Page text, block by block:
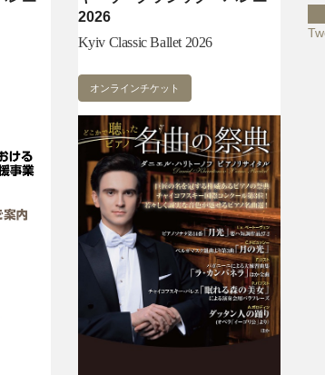
2026
Kyiv Classic Ballet 2026
オンラインチケット